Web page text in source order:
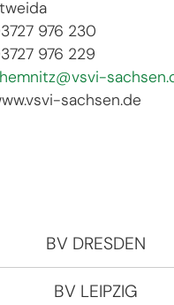
976 230
976 229
sachsen.de
BV DRESDEN
BV LEIPZIG